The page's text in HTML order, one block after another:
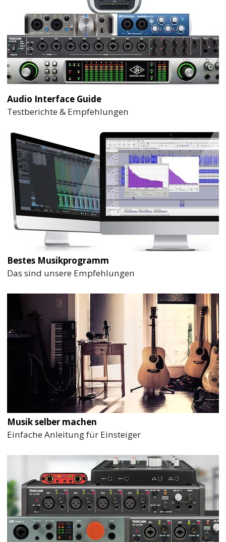
Audio Interface Guide
Testberichte & Empfehlungen
Bestes Musikprogramm
Das sind unsere Empfehlungen
Musik selber machen
Einfache Anleitung für Einsteiger